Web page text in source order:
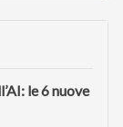
le 6 nuove